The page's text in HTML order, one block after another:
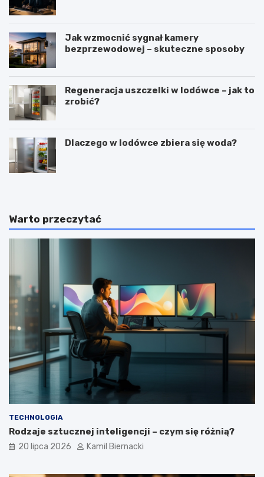
Jak wzmocnić sygnał kamery
bezprzewodowej – skuteczne sposoby
Regeneracja uszczelki w lodówce – jak to
zrobić?
Dlaczego w lodówce zbiera się woda?
Warto przeczytać
TECHNOLOGIA
Rodzaje sztucznej inteligencji – czym się różnią?
20 lipca 2026 Kamil Biernacki